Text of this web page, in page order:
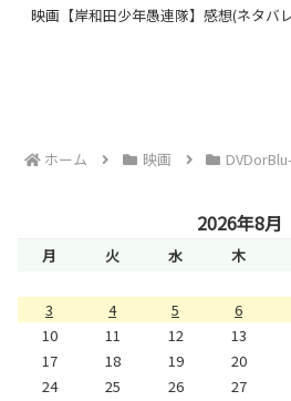
映画【岸和田少年愚連隊】感想(ネタバ
ホーム 映画
2026年8月
月 火 水 木
3
4 5 6
10
11 12 13
17
18 19 20
24
25 26 27